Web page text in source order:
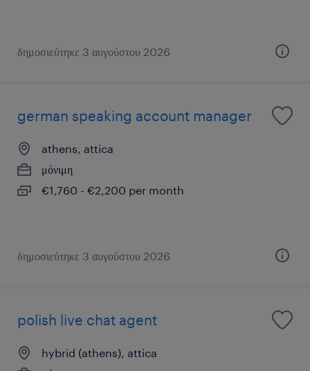
δημοσιεύτηκε 3 αυγούστου 2026
german speaking account manager
athens, attica
μόνιμη
€1,760 - €2,200 per month
δημοσιεύτηκε 3 αυγούστου 2026
polish live chat agent
hybrid (athens), attica